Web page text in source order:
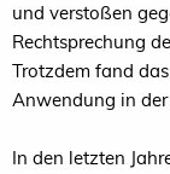
und verstoßen
Rechtsprechung
Trotzdem fand
Anwendung in der
In den letzten